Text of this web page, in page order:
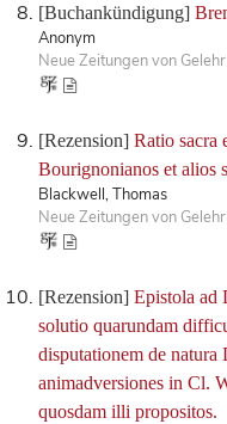
[Buchankündigung]
Anonym
Neue Zeitungen von
[Rezension] Ratio sacra
Bourignonianos et alios
Blackwell, Thomas
Neue Zeitungen von
[Rezension] Epistola ad
solutio quarundam
disputationem de
animadversiones in Cl.
quosdam illi propositos.